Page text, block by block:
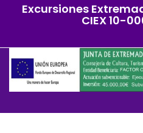
Excursiones
CIEX 10-